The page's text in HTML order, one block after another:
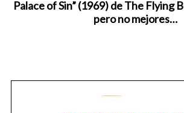
Palace of Sin” (1969) de The Flying
pero no mejores…